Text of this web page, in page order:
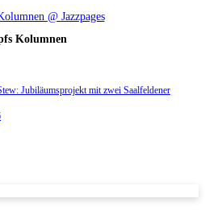
Kolumnen
Jubiläumsprojekt mit zwei Saalfeldener